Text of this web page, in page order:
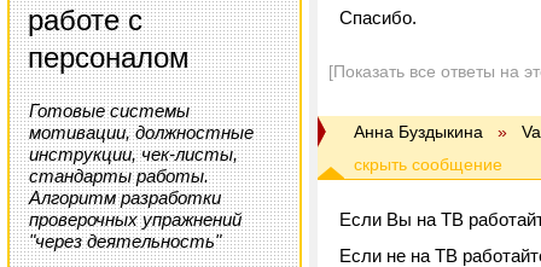
работе с
персоналом
Готовые системы
мотивации, должностные
инструкции, чек-листы,
стандарты работы.
Алгоритм разработки
проверочных упражнений
"через деятельность"
Спасибо.
[Показать все ответы на
Анна Буздыкина »
Если Вы на ТВ
Если не на ТВ